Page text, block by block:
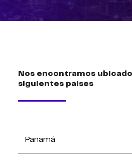
Nos encontramos
siguientes paises
Panamá